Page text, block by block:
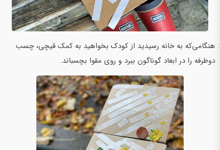
هنگامی‌که به خانه رسیدید از کودک بخواهید به کمک قیچی، چسب
دو‌طرفه را در ابعاد گوناگون ببرد و روی مقوا بچسباند.